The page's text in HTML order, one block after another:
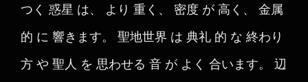
つく 惑星 は、 より 重く、 密度 が 高く、 金属
的 に 響きます。 聖地世界 は 典礼 的 な 終わり
方 や 聖人 を 思わせる 音 が よく 合います。 辺